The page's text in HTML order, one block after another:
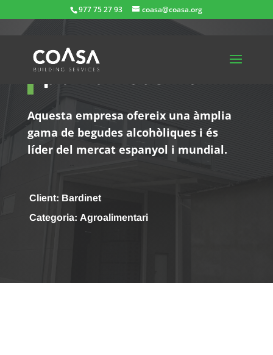
977 75 27 93 coasa@coasa.org
Ampliació d’una
planta industrial
Aquesta empresa ofereix una àmplia
gama de begudes alcohòliques i és
líder del mercat espanyol i mundial.
Client: Bardinet
Categoria: Agroalimentari